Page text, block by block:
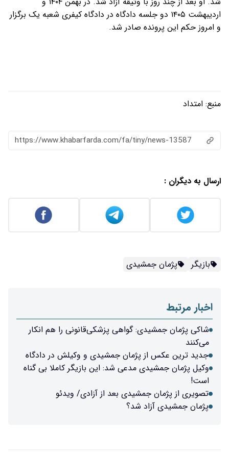
اردیبهشت ۱۴۰۵ دو جلسه دادگاه در دادگاه کیفری شعبه یک برگزار
و امروز حکم این پرونده صادر شد.
منبع: امتداد
https://www.khabarfarda.com/fa/tiny/news-13587
ارسال به دیگران :
بازیگر پژمان جمشیدی
اخبار مرتبط
شاکی پژمان جمشیدی: گواهی پزشکی‌قانونی را هم انکار
می‌کنند
جدید ترین عکس از پژمان جمشیدی و وکیلش در دادگاه
وکیل پژمان جمشیدی مدعی شد: این بازیگر کاملا بی گناه
است!
تصویری از پژمان جمشیدی بعد از آزادی/ ویدئو
پژمان جمشیدی آزاد شد؟